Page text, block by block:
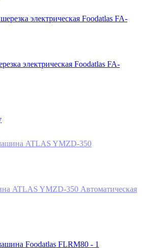
электрическая Foodatlas FA-
ATLAS YMZD-350 Автоматическая